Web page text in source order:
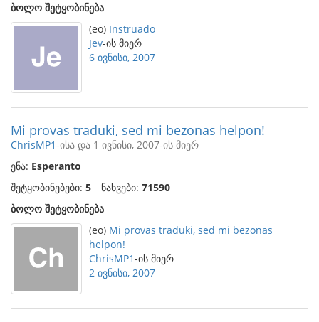
ბოლო შეტყობინება
(eo) Instruado
Jev-ის მიერ
6 ივნისი, 2007
Mi provas traduki, sed mi bezonas helpon!
ChrisMP1-ისა და 1 ივნისი, 2007-ის მიერ
ენა: Esperanto
შეტყობინებები: 5 ნახვები: 71590
ბოლო შეტყობინება
(eo) Mi provas traduki, sed mi bezonas
helpon!
ChrisMP1-ის მიერ
2 ივნისი, 2007